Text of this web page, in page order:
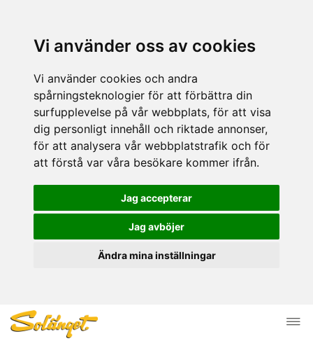
Vi använder oss av cookies
Vi använder cookies och andra
spårningsteknologier för att förbättra din
surfupplevelse på vår webbplats, för att visa
dig personligt innehåll och riktade annonser,
för att analysera vår webbplatstrafik och för
att förstå var våra besökare kommer ifrån.
Jag accepterar
Jag avböjer
Ändra mina inställningar